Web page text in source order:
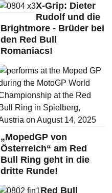
X-Grip: Dieter
Rudolf und die
Brightmore - Brüder bei
den Red Bull
Romaniacs!
„MopedGP von
Österreich“ am Red
Bull Ring geht in die
dritte Runde!
Red Bull